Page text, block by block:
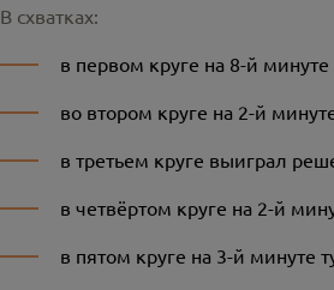
В схватках:
в первом круге на 8-й
во втором круге на 2-й
в третьем круге выиграл
в четвёртом круге на 2-й
в пятом круге на 3-й минуте